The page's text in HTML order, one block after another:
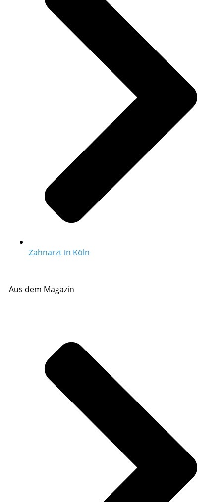
Zahnarzt in Köln
Aus dem Magazin